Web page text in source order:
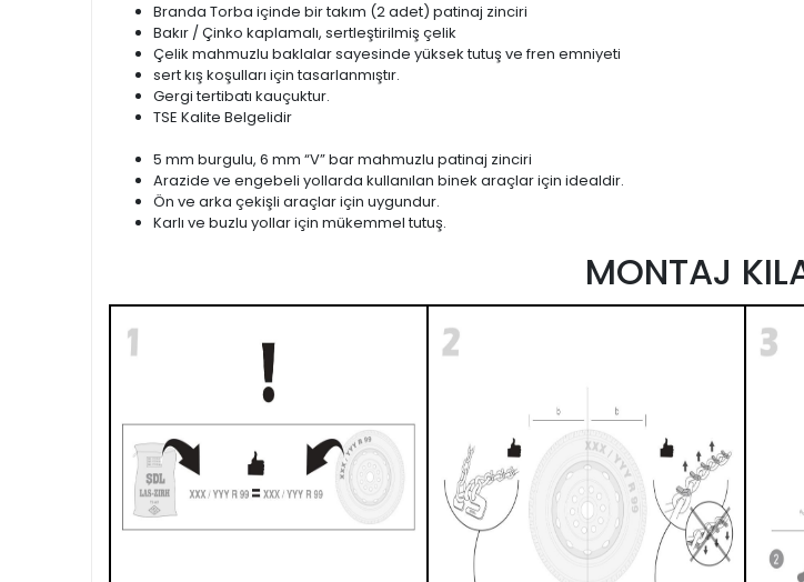
Branda Torba içinde bir takım (2 adet) patinaj zinciri
Bakır / Çinko kaplamalı, sertleştirilmiş çelik
Çelik mahmuzlu baklalar sayesinde yüksek tutuş ve fren emniyeti
sert kış koşulları için tasarlanmıştır.
Gergi tertibatı kauçuktur.
TSE Kalite Belgelidir
5 mm burgulu, 6 mm “V” bar mahmuzlu patinaj zinciri
Arazide ve engebeli yollarda kullanılan binek araçlar için idealdir.
Ön ve arka çekişli araçlar için uygundur.
Karlı ve buzlu yollar için mükemmel tutuş.
MONTAJ